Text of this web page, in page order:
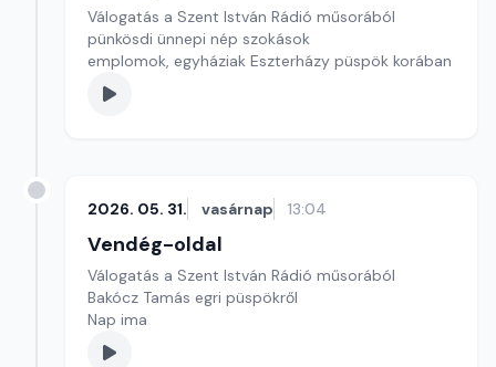
Válogatás a Szent István Rádió műsorából
pünkösdi ünnepi nép szokások
emplomok, egyháziak Eszterházy püspök korában
2026. 05. 31. vasárnap 13:04
Vendég-oldal
Válogatás a Szent István Rádió műsorából
Bakócz Tamás egri püspökről
Nap ima